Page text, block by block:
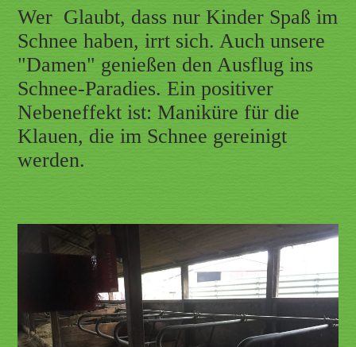
Wer Glaubt, dass nur Kinder Spaß im
Schnee haben, irrt sich. Auch unsere
"Damen" genießen den Ausflug ins
Schnee-Paradies. Ein positiver
Nebeneffekt ist: Maniküre für die
Klauen, die im Schnee gereinigt
werden.